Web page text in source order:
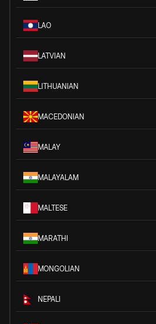
LAO
LATVIAN
LITHUANIAN
MACEDONIAN
MALAY
MALAYALAM
MALTESE
MARATHI
MONGOLIAN
NEPALI